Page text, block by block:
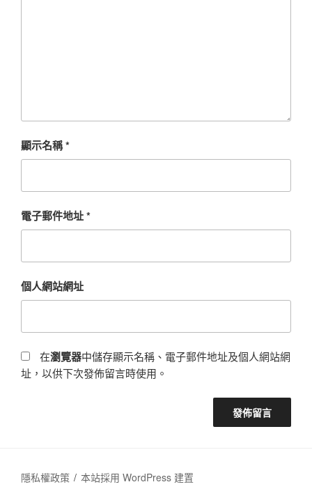
顯示名稱*
電子郵件地址*
個人網站網址
在瀏覽器中儲存顯示名稱、電子郵件地址及個人網站網
址，以供下次發佈留言時使用。
隱私權政策 本站採用 WordPress 建置